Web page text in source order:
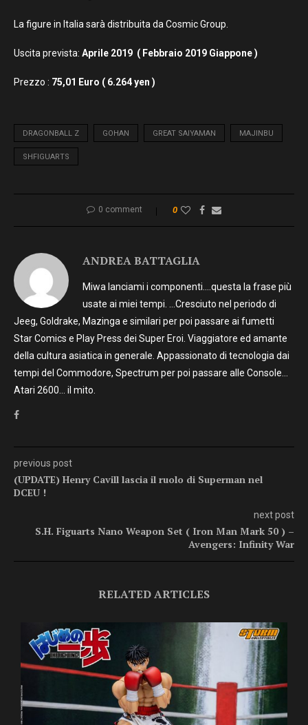
La figure in Italia sarà distribuita da Cosmic Group.
Uscita prevista: Aprile 2019 ( Febbraio 2019 Giappone )
Prezzo : 75,01 Euro ( 6.264 yen )
DRAGONBALL Z GOHAN GREAT SAIYAMAN MAJINBU
SHFIGUARTS
0 comment 0
ANDREA BATTAGLIA
Miwa lanciami i componenti….questa la frase più
usate ai miei tempi. …Cresciuto nel periodo di
Jeeg, Goldrake, Mazinga e similari per poi passare ai fumetti
Star Comics e Play Press dei Super Eroi. Viaggiatore ed amante
della cultura asiatica in generale. Appassionato di tecnologia dai
tempi del Commodore, Spectrum per poi passare alle Console…
Atari 2600… il mito.
previous post
(UPDATE) Henry Cavill lascia il ruolo di Superman nel
DCEU !
next post
S.H. Figuarts Nano Weapon Set ( Iron Man Mark 50 ) –
Avengers: Infinity War
RELATED ARTICLES